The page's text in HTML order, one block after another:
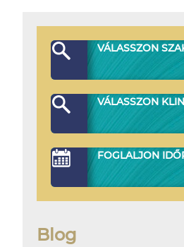
VÁLASSZON
VÁLASSZON
FOGLALJON
Blog